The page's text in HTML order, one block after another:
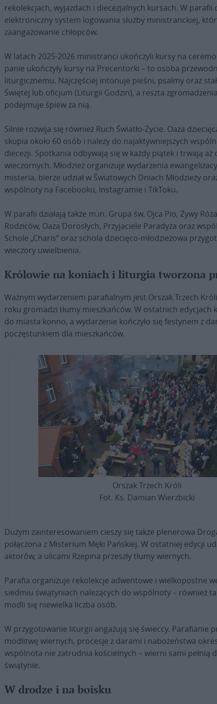
rekolekcjach, wyjazdach i diecezjalnych kursach. W parafii
elektroniczny system logowania służby ministranckiej,
zaangażowanie chłopców.
W latach 2025-2026 ministranci ukończyli kursy na
panie ukończyły kursy na Precentorki – to osoba
liturgicznemu. Najczęściej intonuje pieśni, psalmy oraz
Świętej lub oficjum (Liturgii Godzin), a reszta
podejmuje śpiew za nią.
Silnie rozwija się również Ruch Światło-Życie. Oaza
skupia około 60 osób i należy do najaktywniejszych
diecezji. Spotkania odbywają się w każdy piątek i trwają aż
wieczornych. Młodzież organizuje wydarzenia
misteria, bierze udział w Światowych Dniach Młodzieży
wspólnoty na Facebooku, Instagramie i TikToku.
W parafii działają także m.in. Grupa św. Ojca Pio, Żywy
Rodziców, Oaza Dorosłych, Przyjaciele Paradyża oraz
Schole „Charis” oraz schola dziecięco-młodzieżowa
wieczory uwielbienia.
Królowie na koniach i liturgia tworzona
Ważnym wydarzeniem parafialnym jest Orszak Trzech
roku gromadzi tłumy mieszkańców. W ostatnich edycjach
do miasta konno, a wydarzenie kończyło się festynem z
poczęstunkiem dla mieszkańców.
Orszak Trzech Króli
Fot. Ks. Damian Wierzbicki
Dużym zainteresowaniem cieszy się także plenerowa
połączona z Misterium Męki Pańskiej. W ostatniej edycji
aktorów, a ulicami Rzepina przeszły tłumy wiernych.
Parafia organizuje rekolekcje adwentowe i wielkopostne
siedmiu świątyniach należących do wspólnoty – również
modli się niewielka liczba osób.
W przygotowanie liturgii angażują się świeccy. Parafianie
modlitwę wiernych, procesje z darami i nabożeństwa
wspólnota nie zatrudnia kościelnych – wierni sami pełnią
świątynie.
W drodze i na boisku